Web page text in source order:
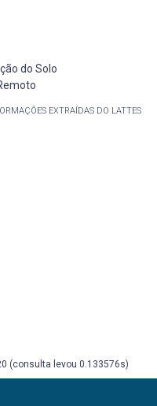
do Solo
EXTRAÍDAS DO LATTES
(consulta levou 0.133576s)